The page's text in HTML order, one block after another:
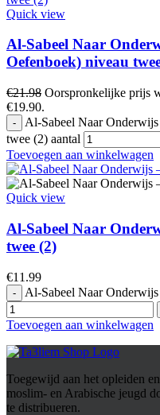
Quick view
Al-Sabeel Naar
Oefenboek) niveau
€21.98 Oorspronkelijke prijs
€19.90.
Al-Sabeel Naar
twee (2) aantal
Toevoegen aan winkelwagen
Quick view
Al-Sabeel Naar
twee (2)
€11.99
Al-Sabeel Naar
Toevoegen aan winkelwagen
Toegewijd aan het opleiden
moslim- en Arabische jeugd
te distribueren.